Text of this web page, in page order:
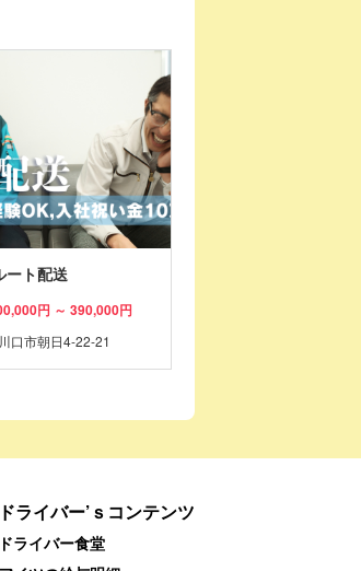
ート配送
円 ～ 390,000円
口市朝日4-22-21
ドライバー’ｓコンテンツ
ドライバー食堂